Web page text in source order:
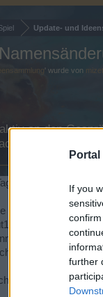
Portal
If you
further
Update- und
' wurde von
an den
besitzt,
es sehr schön
wäre nicht meine
in einem
mehr ändern.
supi wenn man die